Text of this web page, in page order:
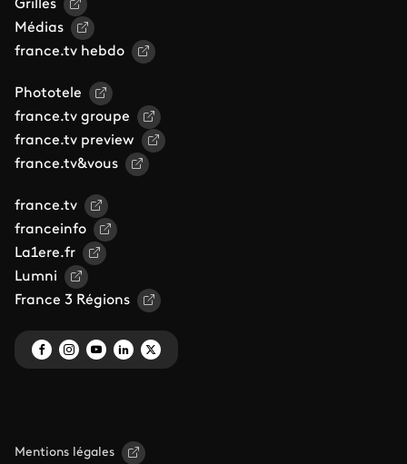
Grilles
Médias
france.tv hebdo
Phototele
france.tv groupe
france.tv preview
france.tv&vous
france.tv
franceinfo
La1ere.fr
Lumni
France 3 Régions
Mentions légales